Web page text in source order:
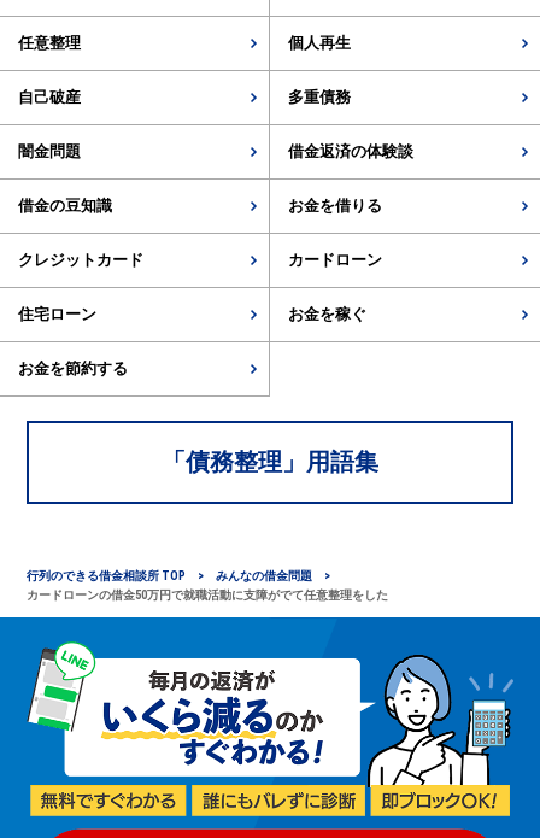
任意整理 個人再生
自己破産 多重債務
闇金問題 借金返済の体験談
借金の豆知識 お金を借りる
クレジットカード カードローン
住宅ローン お金を稼ぐ
お金を節約する
「債務整理 」用語集
行列のできる借金相談所 TOP
みんなの借金問題
カードローンの借金50万円で就職活動に支障がでて任意整理をした